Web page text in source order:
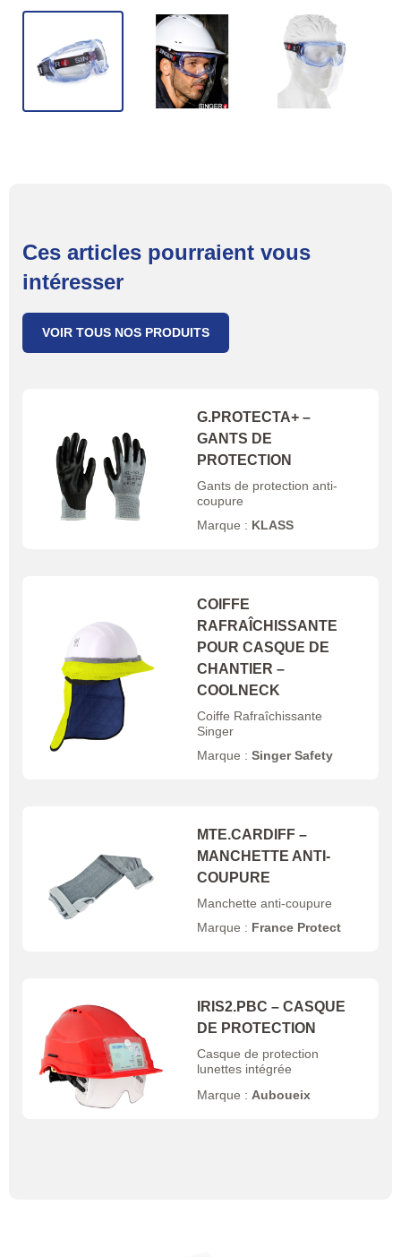
Ces articles pourraient vous
intéresser
VOIR TOUS NOS PRODUITS
G.PROTECTA+ –
GANTS DE
PROTECTION
Gants de protection anti-
coupure
Marque : KLASS
COIFFE
RAFRAÎCHISSANTE
POUR CASQUE DE
CHANTIER –
COOLNECK
Coiffe Rafraîchissante
Singer
Marque :Singer Safety
MTE.CARDIFF –
MANCHETTE ANTI-
COUPURE
Manchette anti-coupure
Marque : France Protect
IRIS2.PBC – CASQUE
DE PROTECTION
Casque de protection
lunettes intégrée
Marque : Auboueix